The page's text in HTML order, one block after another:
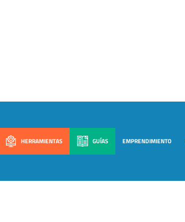
HERRAMIENTAS GUÍAS EMPRENDIMIENTO